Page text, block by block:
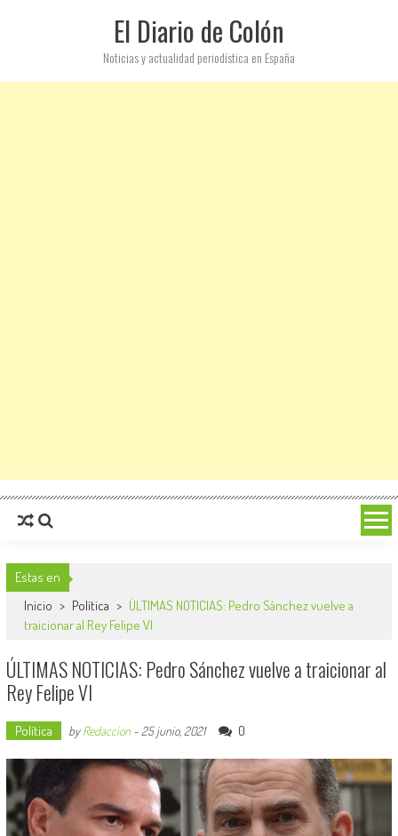
El Diario de Colón
Noticias y actualidad periodística en España
Estas en
Inicio > Política > ÚLTIMAS NOTICIAS: Pedro Sánchez vuelve a
traicionar al Rey Felipe VI
ÚLTIMAS NOTICIAS: Pedro Sánchez vuelve a traicionar al
Rey Felipe VI
Política byRedaccion- 25 junio, 2021 0